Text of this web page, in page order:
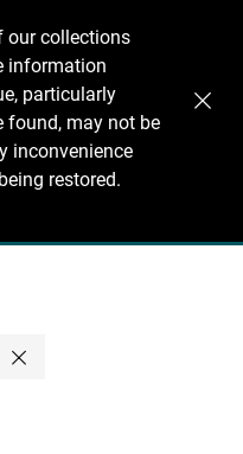
our collections
information
particularly
found, may not be
inconvenience
restored.
Close